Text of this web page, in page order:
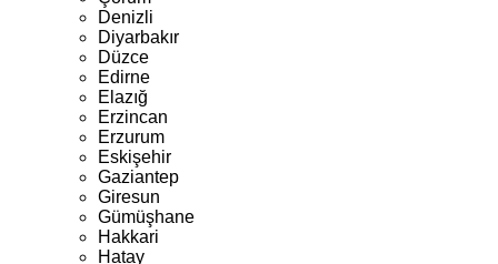
Denizli
Diyarbakır
Düzce
Edirne
Elazığ
Erzincan
Erzurum
Eskişehir
Gaziantep
Giresun
Gümüşhane
Hakkari
Hatay